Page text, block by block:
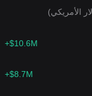
الأمريكي)
+$10.6M
+$8.7M